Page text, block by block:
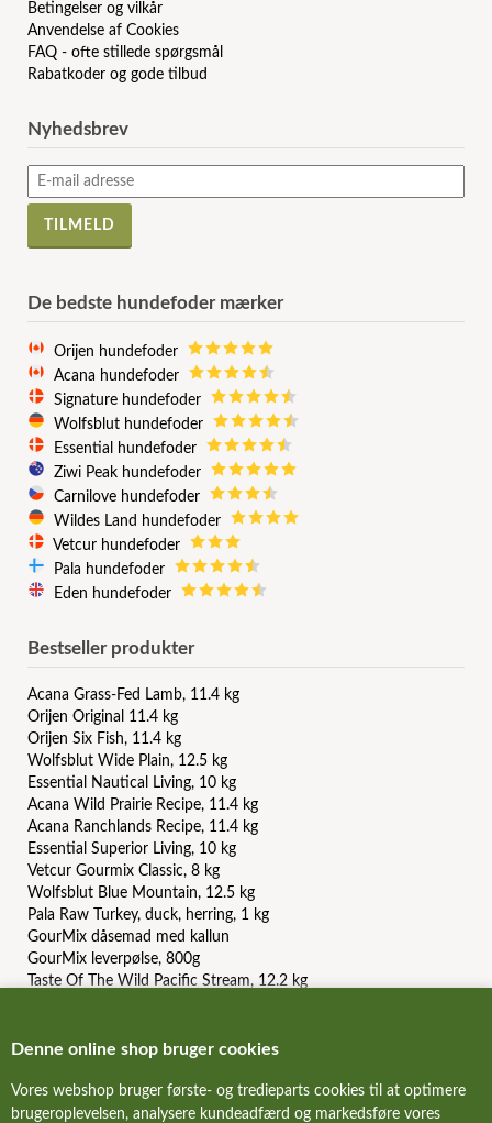
Denne online shop bruger cookies
Vores webshop bruger første- og tredieparts cookies til at optimere
brugeroplevelsen, analysere kundeadfærd og markedsføre vores
Betingelser og vilkår
Anvendelse af Cookies
FAQ - ofte stillede spørgsmål
Rabatkoder og gode tilbud
Nyhedsbrev
De bedste hundefoder mærker
Orijen hundefoder
Acana hundefoder
Signature hundefoder
Wolfsblut hundefoder
Essential hundefoder
Ziwi Peak hundefoder
Carnilove hundefoder
Wildes Land hundefoder
Vetcur hundefoder
Pala hundefoder
Eden hundefoder
Bestseller produkter
Acana Grass-Fed Lamb, 11.4 kg
Orijen Original 11.4 kg
Orijen Six Fish, 11.4 kg
Wolfsblut Wide Plain, 12.5 kg
Essential Nautical Living, 10 kg
Acana Wild Prairie Recipe, 11.4 kg
Acana Ranchlands Recipe, 11.4 kg
Essential Superior Living, 10 kg
Vetcur Gourmix Classic, 8 kg
Wolfsblut Blue Mountain, 12.5 kg
Pala Raw Turkey, duck, herring, 1 kg
GourMix dåsemad med kallun
GourMix leverpølse, 800g
Taste Of The Wild Pacific Stream, 12.2 kg
Acana Light And Fit Recipe, 11.4 kg
Essential The Beginning Paté